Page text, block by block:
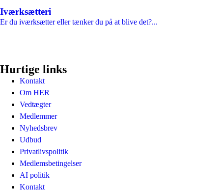
Iværksætteri
Er du iværksætter eller tænker du på at blive det?...
Hurtige links
Kontakt
Om HER
Vedtægter
Medlemmer
Nyhedsbrev
Udbud
Privatlivspolitik
Medlemsbetingelser
AI politik
Kontakt